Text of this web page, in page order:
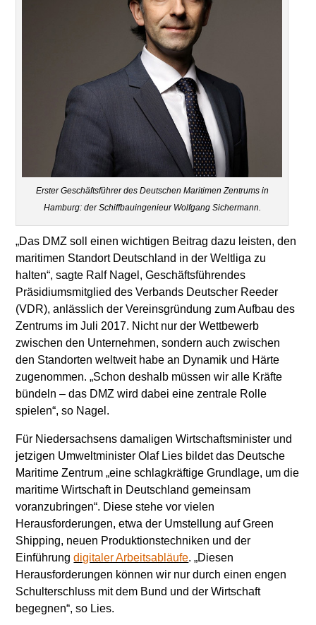
Erster Geschäftsführer des Deutschen Maritimen Zentrums in
Hamburg: der Schiffbauingenieur Wolfgang Sichermann.
„Das DMZ soll einen wichtigen Beitrag dazu leisten, den
maritimen Standort Deutschland in der Weltliga zu
halten“, sagte Ralf Nagel, Geschäftsführendes
Präsidiumsmitglied des Verbands Deutscher Reeder
(VDR), anlässlich der Vereinsgründung zum Aufbau des
Zentrums im Juli 2017. Nicht nur der Wettbewerb
zwischen den Unternehmen, sondern auch zwischen
den Standorten weltweit habe an Dynamik und Härte
zugenommen. „Schon deshalb müssen wir alle Kräfte
bündeln – das DMZ wird dabei eine zentrale Rolle
spielen“, so Nagel.
Für Niedersachsens damaligen Wirtschaftsminister und
jetzigen Umweltminister Olaf Lies bildet das Deutsche
Maritime Zentrum „eine schlagkräftige Grundlage, um die
maritime Wirtschaft in Deutschland gemeinsam
voranzubringen“. Diese stehe vor vielen
Herausforderungen, etwa der Umstellung auf Green
Shipping, neuen Produktionstechniken und der
Einführungdigitaler Arbeitsabläufe. „Diesen
Herausforderungen können wir nur durch einen engen
Schulterschluss mit dem Bund und der Wirtschaft
begegnen“, so Lies.